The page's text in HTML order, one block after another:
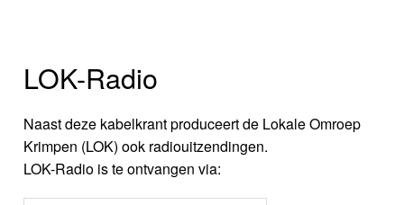
LOK-Radio
Naast deze kabelkrant produceert de Lokale Omroep
Krimpen (LOK) ook radiouitzendingen.
LOK-Radio is te ontvangen via: